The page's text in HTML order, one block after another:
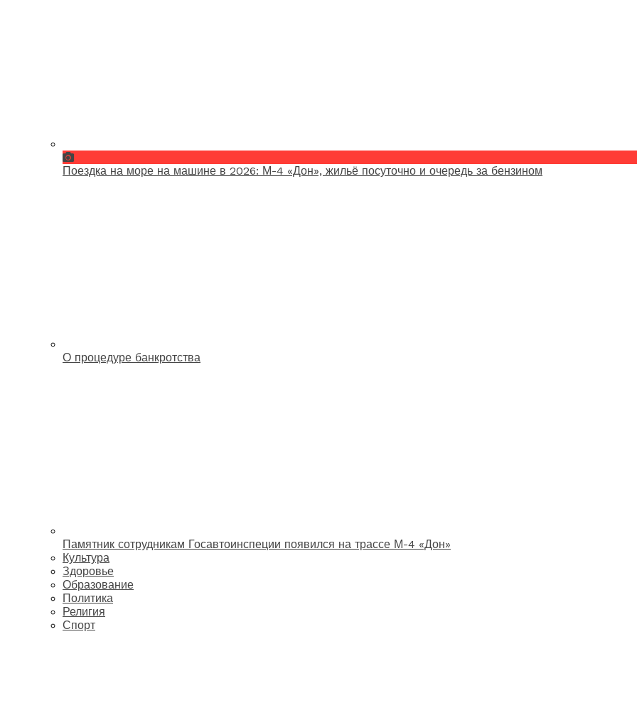
Поездка на море на машине в 2026: М-4 «Дон», жильё посуточно и очередь за бензином
О процедуре банкротства
Памятник сотрудникам Госавтоинспеции появился на трассе М-4 «Дон»
Культура
Здоровье
Образование
Политика
Религия
Спорт